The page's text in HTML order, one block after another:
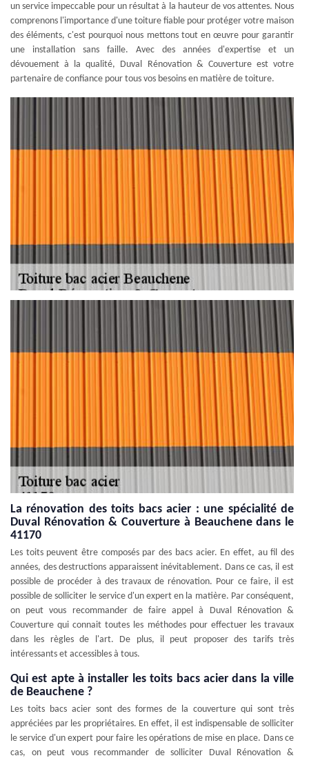
un service impeccable pour un résultat à la hauteur de vos attentes. Nous
comprenons l'importance d'une toiture fiable pour protéger votre maison
des éléments, c'est pourquoi nous mettons tout en œuvre pour garantir
une installation sans faille. Avec des années d'expertise et un
dévouement à la qualité, Duval Rénovation & Couverture est votre
partenaire de confiance pour tous vos besoins en matière de toiture.
La rénovation des toits bacs acier : une spécialité de
Duval Rénovation & Couverture à Beauchene dans le
41170
Les toits peuvent être composés par des bacs acier. En effet, au fil des
années, des destructions apparaissent inévitablement. Dans ce cas, il est
possible de procéder à des travaux de rénovation. Pour ce faire, il est
possible de solliciter le service d'un expert en la matière. Par conséquent,
on peut vous recommander de faire appel à Duval Rénovation &
Couverture qui connait toutes les méthodes pour effectuer les travaux
dans les règles de l'art. De plus, il peut proposer des tarifs très
intéressants et accessibles à tous.
Qui est apte à installer les toits bacs acier dans la ville
de Beauchene ?
Les toits bacs acier sont des formes de la couverture qui sont très
appréciées par les propriétaires. En effet, il est indispensable de solliciter
le service d'un expert pour faire les opérations de mise en place. Dans ce
cas, on peut vous recommander de solliciter Duval Rénovation &